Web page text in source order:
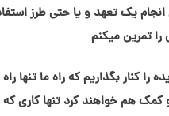
یک تعهد و یا حتی طرز
تمرین میکنم
کنار بگذاریم که راه ما تنها
و کمک هم خواهند کرد تنها کاری که